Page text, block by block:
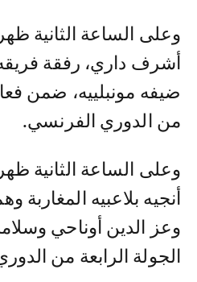
وعلى الساعة الثانية
أشرف داري، رفقة
ضيفه مونبلييه، ضمن
من الدوري الفرنسي.
وعلى الساعة الثانية
أنجيه بلاعبيه المغاربة
وعز الدين أوناحي
الجولة الرابعة من